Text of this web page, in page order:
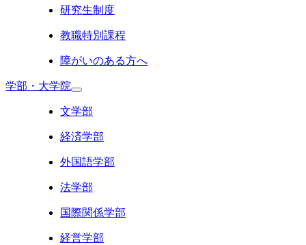
研究生制度
教職特別課程
障がいのある方へ
学部・大学院
文学部
経済学部
外国語学部
法学部
国際関係学部
経営学部